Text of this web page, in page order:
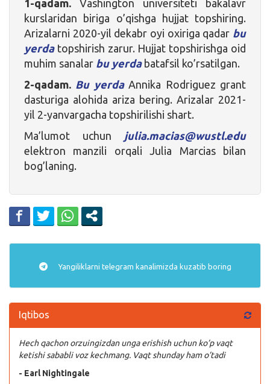
1-qadam. Vashington universiteti bakalavr
kurslaridan biriga o’qishga hujjat topshiring.
Arizalarni 2020-yil dekabr oyi oxiriga qadar bu
yerdatopshirish zarur. Hujjat topshirishga oid
muhim sanalar bu yerdabatafsil ko’rsatilgan.
2-qadam. Bu yerdaAnnika Rodriguez grant
dasturiga alohida ariza bering. Arizalar 2021-
yil 2-yanvargacha topshirilishi shart.
Ma’lumot uchun julia.macias@wustl.edu
elektron manzili orqali Julia Marcias bilan
bog’laning.
Yangiliklarni telegram kanalimizda kuzatib boring
Iqtibos
Hech qachon orzuingizdan unga erishish uchun ko’p vaqt
ketishi sababli voz kechmang. Vaqt shunday ham o’tadi
- Earl Nightingale